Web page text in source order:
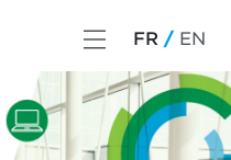
FR EN